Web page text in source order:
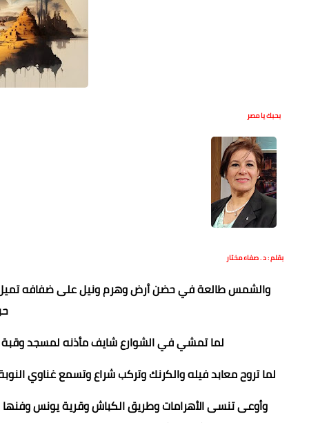
بحبك يا مصر
بقلم : د . صفاء مختار
والشمس طالعة في حضن أرض وهرم ونيل على ضفافه تميل
لما تمشي في الشوارع شايف مأذنه لمسجد وقبة
لما تروح معابد فيله والكرنك وتركب شراع وتسمع غناوي
وأوعى تنسى الأهرامات وطريق الكباش وقرية يونس وفنها